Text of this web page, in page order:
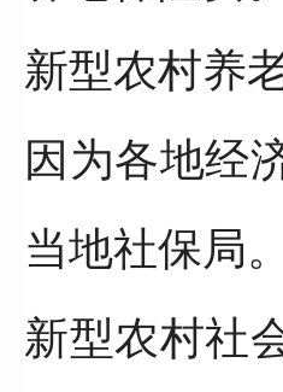
新型农村养
因为各地经
当地社保局
新型农村社